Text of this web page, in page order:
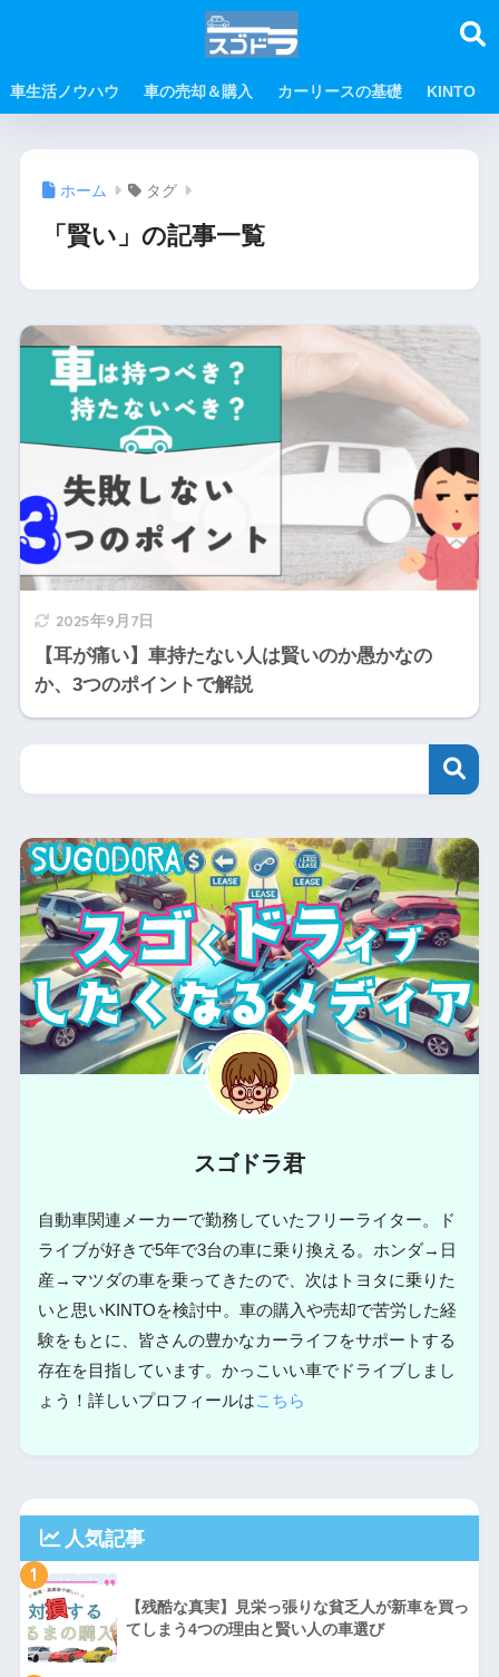
車生活ノウハウ 車の売却＆購入 カーリースの基礎 KINTO
ホーム タグ
「賢い」の記事一覧
2025年9月7日
【耳が痛い】車持たない人は賢いのか愚かなの
か、3つのポイントで解説
スゴドラ君
自動車関連メーカーで勤務していたフリーライター。ド
ライブが好きで5年で3台の車に乗り換える。ホンダ→日
産→マツダの車を乗ってきたので、次はトヨタに乗りた
いと思いKINTOを検討中。車の購入や売却で苦労した経
験をもとに、皆さんの豊かなカーライフをサポートする
存在を目指しています。かっこいい車でドライブしまし
ょう！詳しいプロフィールはこちら
人気記事
1
【残酷な真実】見栄っ張りな貧乏人が新車を買っ
てしまう4つの理由と賢い人の車選び